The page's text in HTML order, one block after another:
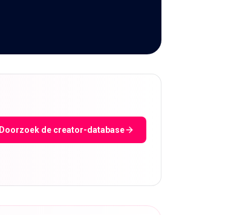
Doorzoek de creator-database